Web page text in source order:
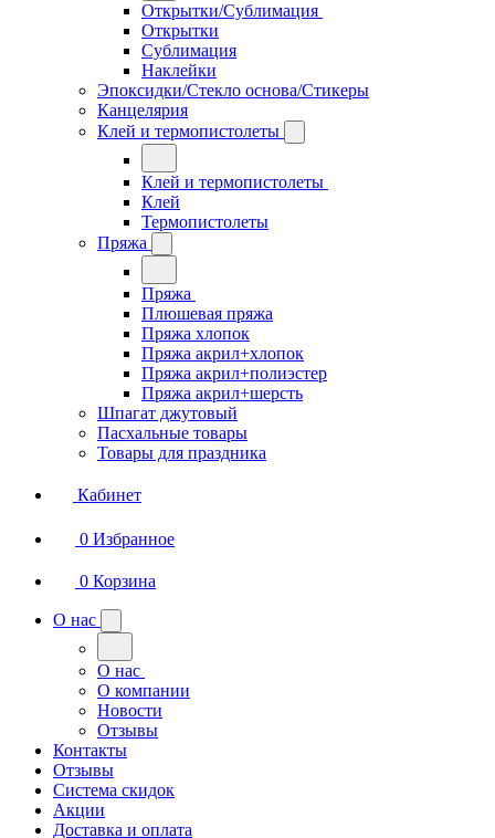
Открытки/Сублимация
Открытки
Сублимация
Наклейки
Эпоксидки/Стекло основа/Стикеры
Канцелярия
Клей и термопистолеты
Клей и термопистолеты
Клей
Термопистолеты
Пряжа
Пряжа
Плюшевая пряжа
Пряжа хлопок
Пряжа акрил+хлопок
Пряжа акрил+полиэстер
Пряжа акрил+шерсть
Шпагат джутовый
Пасхальные товары
Товары для праздника
Кабинет
0 Избранное
0 Корзина
О нас
О нас
О компании
Новости
Отзывы
Контакты
Отзывы
Система скидок
Акции
Доставка и оплата